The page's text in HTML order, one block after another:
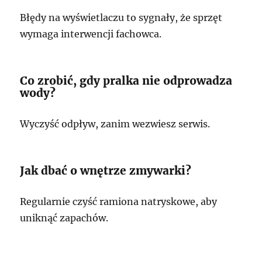
Błędy na wyświetlaczu to sygnały, że sprzęt
wymaga interwencji fachowca.
Co zrobić, gdy pralka nie odprowadza
wody?
Wyczyść odpływ, zanim wezwiesz serwis.
Jak dbać o wnętrze zmywarki?
Regularnie czyść ramiona natryskowe, aby
uniknąć zapachów.